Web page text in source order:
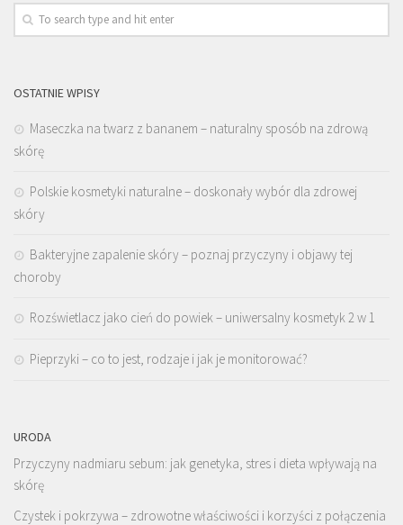
OSTATNIE WPISY
Maseczka na twarz z bananem – naturalny sposób na zdrową
skórę
Polskie kosmetyki naturalne – doskonały wybór dla zdrowej
skóry
Bakteryjne zapalenie skóry – poznaj przyczyny i objawy tej
choroby
Rozświetlacz jako cień do powiek – uniwersalny kosmetyk 2 w 1
Pieprzyki – co to jest, rodzaje i jak je monitorować?
URODA
Przyczyny nadmiaru sebum: jak genetyka, stres i dieta wpływają na
skórę
Czystek i pokrzywa – zdrowotne właściwości i korzyści z połączenia